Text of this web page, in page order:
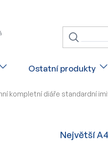
Ostatní produkty
kompletní diáře standardní
Největší A4